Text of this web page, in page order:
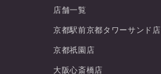
店舗一覧
京都駅前京都タワーサンド店
京都祇園店
大阪心斎橋店